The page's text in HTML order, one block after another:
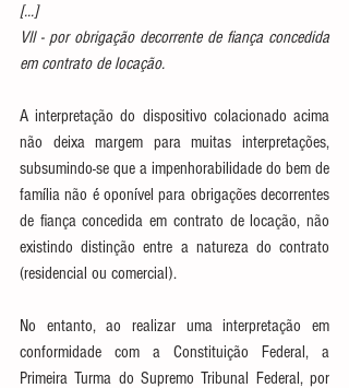
[...]
VII - por obrigação decorrente de fiança concedida
em contrato de locação.
A interpretação do dispositivo colacionado acima
não deixa margem para muitas interpretações,
subsumindo-se que a impenhorabilidade do bem de
família não é oponível para obrigações decorrentes
de fiança concedida em contrato de locação, não
existindo distinção entre a natureza do contrato
(residencial ou comercial).
No entanto, ao realizar uma interpretação em
conformidade com a Constituição Federal, a
Primeira Turma do Supremo Tribunal Federal, por